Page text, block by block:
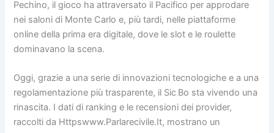
Pechino, il gioco ha attraversato il Pacifico per approdare
nei saloni di Monte Carlo e, più tardi, nelle piattaforme
online della prima era digitale, dove le slot e le roulette
dominavano la scena.
Oggi, grazie a una serie di innovazioni tecnologiche e a una
regolamentazione più trasparente, il Sic Bo sta vivendo una
rinascita. I dati di ranking e le recensioni dei provider,
raccolti da Httpswww.Parlarecivile.It, mostrano un